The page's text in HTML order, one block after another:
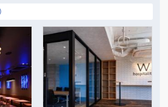
件探しの段階からご相談を受け、現地調査、
着工、お引き渡し、そして開業後まで、担当
計と施工が別会社に分かれていないため、要
に担当が変わって説明をやり直す、といった
道に入り、現場に立ち続けてきました。この
か、、この物件で排気は通せるか、どこにい
ち合わせの場でお答えできます。持ち帰って
うことがありません。